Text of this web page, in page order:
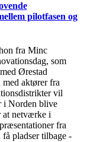
pilotfasen og
fra Minc
som
Ørestad
aktører fra
vil
i Norden blive
at netværke i
fra
få pladser tilbage -